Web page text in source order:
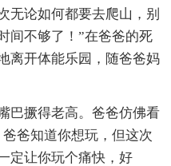
无论如何都要去爬山，别
间不够了！”在爸爸的死
离开体能乐园，随爸爸妈
巴撅得老高。爸爸仿佛看
爸知道你想玩，但这次
定让你玩个痛快，好